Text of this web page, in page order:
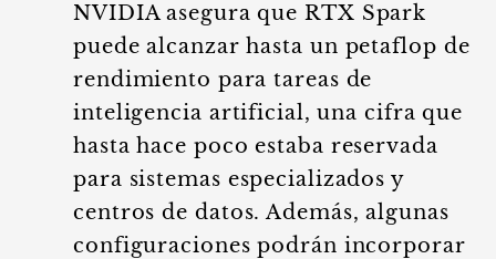
NVIDIA asegura que RTX Spark
puede alcanzar hasta un petaflop de
rendimiento para tareas de
inteligencia artificial, una cifra que
hasta hace poco estaba reservada
para sistemas especializados y
centros de datos. Además, algunas
configuraciones podrán incorporar